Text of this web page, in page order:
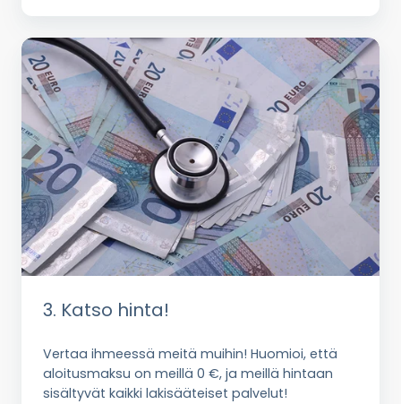
3. Katso hinta!
Vertaa ihmeessä meitä muihin! Huomioi, että
aloitusmaksu on meillä 0 €, ja meillä hintaan
sisältyvät kaikki lakisääteiset palvelut!